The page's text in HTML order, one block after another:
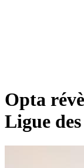
Opta
Ligue